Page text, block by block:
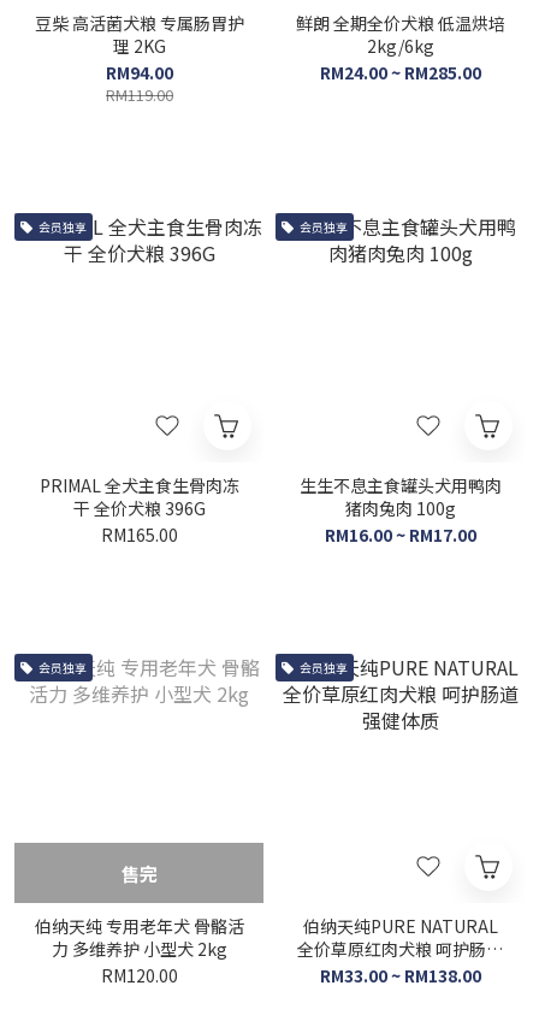
豆柴 高活菌犬粮 专属肠胃护
理 2KG
RM94.00
RM119.00
鲜朗 全期全价犬粮 低温烘培
2kg/6kg
RM24.00 ~ RM285.00
会员独享
PRIMAL 全犬主食生骨肉冻
干 全价犬粮 396G
RM165.00
会员独享
生生不息主食罐头犬用鸭肉
猪肉兔肉 100g
RM16.00 ~ RM17.00
会员独享
售完
伯纳天纯 专用老年犬 骨骼活
力 多维养护 小型犬 2kg
RM120.00
会员独享
伯纳天纯PURE NATURAL
全价草原红肉犬粮 呵护肠道
强健体质
RM33.00 ~ RM138.00